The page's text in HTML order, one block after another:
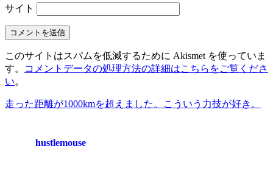
サイト
このサイトはスパムを低減するために Akismet を使っていま
す。
コメントデータの処理方法の詳細はこちらをご覧くださ
い。
走った距離が1000kmを超えました。 こういう力技が好き。
hustlemouse